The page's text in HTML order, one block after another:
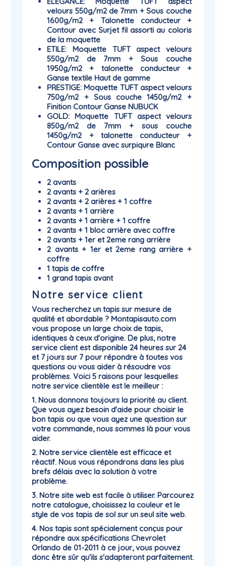
velours 550g/m2 de 7mm + Sous couche
1600g/m2 + Talonette conducteur +
Contour avec Surjet fil assorti au coloris
de la moquette
ETILE: Moquette TUFT aspect velours
550g/m2 de 7mm + Sous couche
1950g/m2 + talonette conducteur +
Ganse textile Haut de gamme
PRESTIGE: Moquette TUFT aspect velours
750g/m2 + Sous couche 1450g/m2 +
Finition Contour Ganse NUBUCK
GOLD: Moquette TUFT aspect velours
850g/m2 de 7mm + sous couche
1450g/m2 + talonette conducteur +
Contour Ganse avec surpiqure Blanc
Composition possible
2 avants
2 avants + 2 arières
2 avants + 2 arières + 1 coffre
2 avants + 1 arrière
2 avants + 1 arrière + 1 coffre
2 avants + 1 bloc arrière avec coffre
2 avants + 1er et 2eme rang arrière
2 avants + 1er et 2eme rang arrière +
coffre
1 tapis de coffre
1 grand tapis avant
Notre service client
Vous recherchez un tapis sur mesure de
qualité et abordable ? Montapisauto.com
vous propose un large choix de tapis,
identiques à ceux d'origine. De plus, notre
service client est disponible 24 heures sur 24
et 7 jours sur 7 pour répondre à toutes vos
questions ou vous aider à résoudre vos
problèmes. Voici 5 raisons pour lesquelles
notre service clientèle est le meilleur :
1. Nous donnons toujours la priorité au client.
Que vous ayez besoin d'aide pour choisir le
bon tapis ou que vous ayez une question sur
votre commande, nous sommes là pour vous
aider.
2. Notre service clientèle est efficace et
réactif. Nous vous répondrons dans les plus
brefs délais avec la solution à votre
problème.
3. Notre site web est facile à utiliser. Parcourez
notre catalogue, choisissez la couleur et le
style de vos tapis de sol sur un seul site web.
4. Nos tapis sont spécialement conçus pour
répondre aux spécifications Chevrolet
Orlando de 01-2011 à ce jour, vous pouvez
donc être sûr qu'ils s'adapteront parfaitement.